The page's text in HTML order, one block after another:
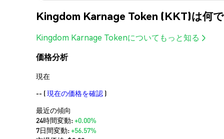
Kingdom Karnage Token (KKT)は何
Kingdom Karnage Tokenについてもっと知る
価格分析
現在
-- (現在の価格を確認 )
最近の傾向
24時間変動:+0.00%
7日間変動:+56.57%